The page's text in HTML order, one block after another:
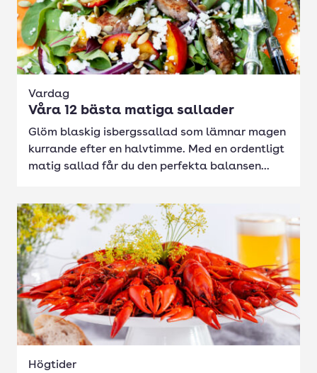
Vardag
Våra 12 bästa matiga sallader
Glöm blaskig isbergssallad som lämnar magen
kurrande efter en halvtimme. Med en ordentligt
matig sallad får du den perfekta balansen...
Högtider